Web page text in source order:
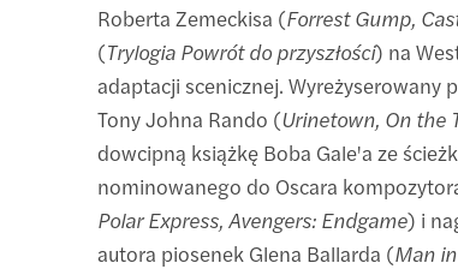
Roberta Zemeckisa (Forrest Gump,
(Trylogia Powrót do przyszłości) na
adaptacji scenicznej. Wyreżyserowany
Tony Johna Rando (Urinetown, On the
dowcipną książkę Boba Gale'a ze
nominowanego do Oscara
Polar Express, Avengers: Endgame) i
autora piosenek Glena Ballarda (Man